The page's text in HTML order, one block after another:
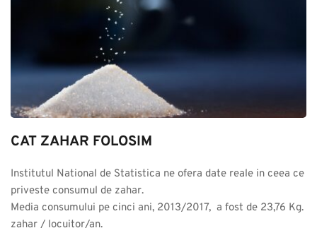
CAT ZAHAR FOLOSIM
Institutul National de Statistica ne ofera date reale in ceea ce
priveste consumul de zahar.
Media consumului pe cinci ani, 2013/2017,  a fost de 23,76 Kg.
zahar / locuitor/an.